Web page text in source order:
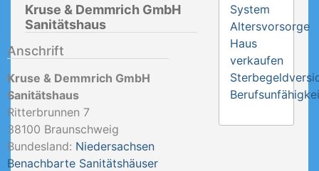
Kruse & Demmrich GmbH
Sanitätshaus
Anschrift
Kruse & Demmrich GmbH
Sanitätshaus
Ritterbrunnen 7
38100 Braunschweig
Bundesland: Niedersachsen
Benachbarte Sanitätshäuser
System
Altersvorsorge
Haus
verkaufen